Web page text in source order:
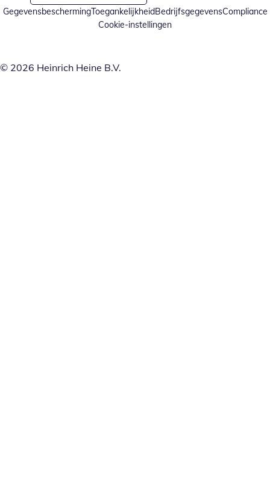
GegevensbeschermingToegankelijkheidBedrijfsgegevensCompliance
Cookie-instellingen
© 2026 Heinrich Heine B.V.